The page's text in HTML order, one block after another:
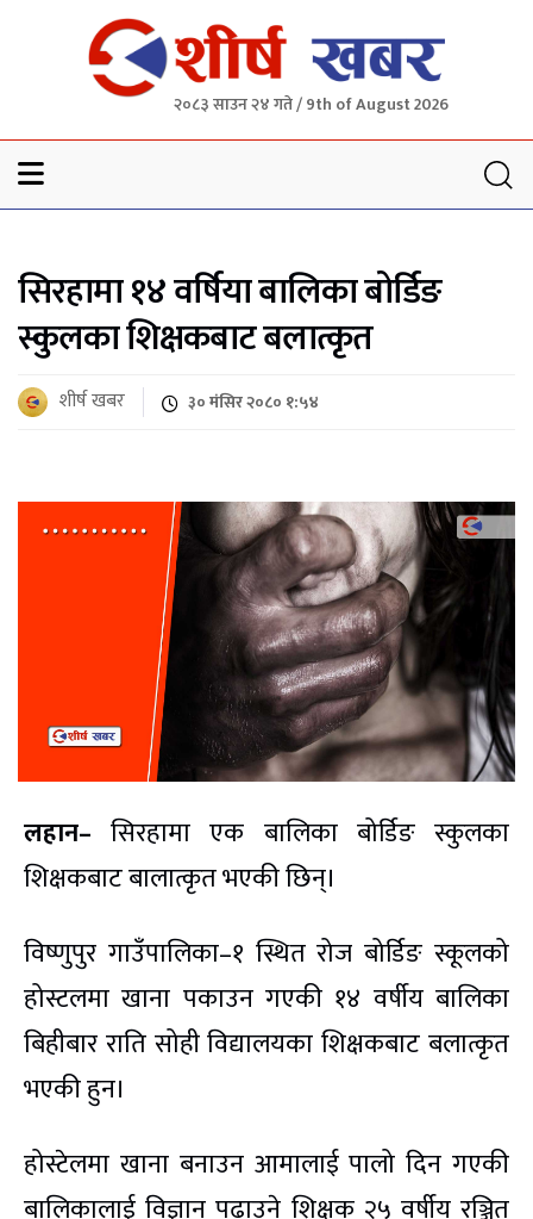
२०८३ साउन २४ गते / 9th of August 2026
सिरहामा १४ वर्षिया बालिका बोर्डिङ
स्कुलका शिक्षकबाट बलात्कृत
शीर्ष खबर ३० मंसिर २०८० १:५४
लहान– सिरहामा एक बालिका बोर्डिङ स्कुलका
शिक्षकबाट बालात्कृत भएकी छिन्।
विष्णुपुर गाउँपालिका–१ स्थित रोज बोर्डिङ स्कूलको
होस्टलमा खाना पकाउन गएकी १४ वर्षीय बालिका
बिहीबार राति सोही विद्यालयका शिक्षकबाट बलात्कृत
भएकी हुन।
होस्टेलमा खाना बनाउन आमालाई पालो दिन गएकी